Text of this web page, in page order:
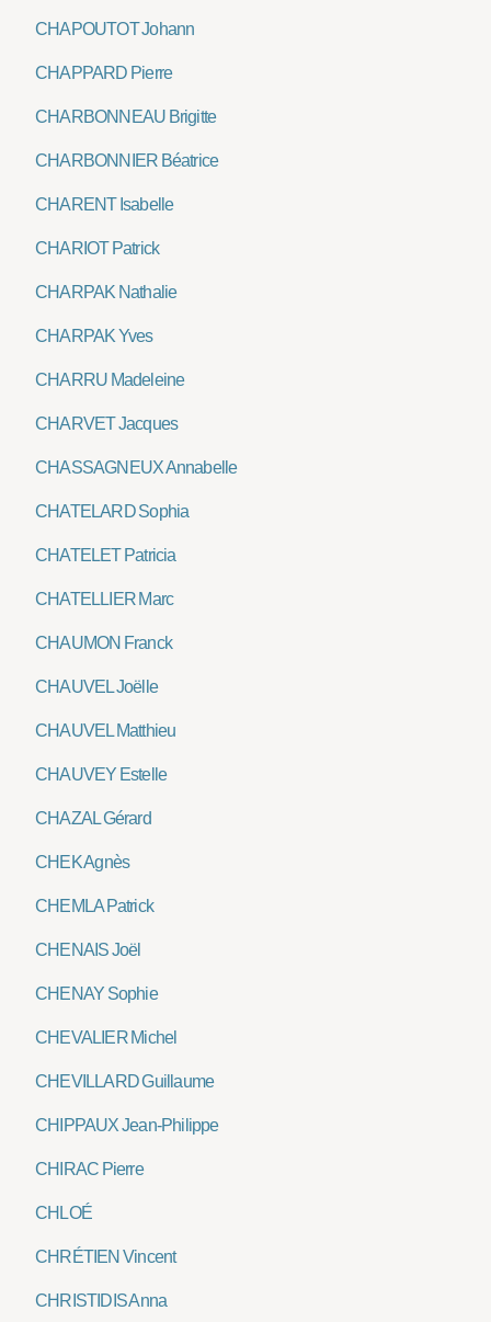
CHAPOUTOT Johann
CHAPPARD Pierre
CHARBONNEAU Brigitte
CHARBONNIER Béatrice
CHARENT Isabelle
CHARIOT Patrick
CHARPAK Nathalie
CHARPAK Yves
CHARRU Madeleine
CHARVET Jacques
CHASSAGNEUX Annabelle
CHATELARD Sophia
CHATELET Patricia
CHATELLIER Marc
CHAUMON Franck
CHAUVEL Joëlle
CHAUVEL Matthieu
CHAUVEY Estelle
CHAZAL Gérard
CHEK Agnès
CHEMLA Patrick
CHENAIS Joël
CHENAY Sophie
CHEVALIER Michel
CHEVILLARD Guillaume
CHIPPAUX Jean-Philippe
CHIRAC Pierre
CHLOÉ
CHRÉTIEN Vincent
CHRISTIDIS Anna